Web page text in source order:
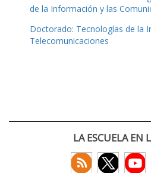
de la Información y las
Doctorado: Tecnologías de la
Telecomunicaciones
LA ESCUELA EN